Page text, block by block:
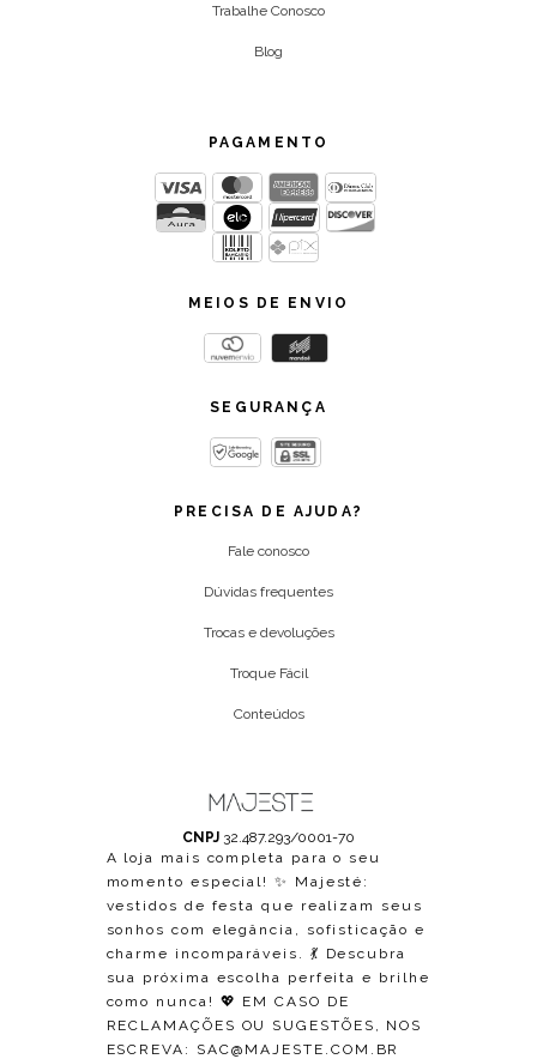
Trabalhe Conosco
Blog
PAGAMENTO
MEIOS DE ENVIO
SEGURANÇA
PRECISA DE AJUDA?
Fale conosco
Dúvidas frequentes
Trocas e devoluções
Troque Fácil
Conteúdos
CNPJ 32.487.293/0001-70
A loja mais completa para o seu
momento especial! ✨ Majesté:
vestidos de festa que realizam seus
sonhos com elegância, sofisticação e
charme incomparáveis. 💃 Descubra
sua próxima escolha perfeita e brilhe
como nunca! 💖 EM CASO DE
RECLAMAÇÕES OU SUGESTÕES, NOS
ESCREVA: SAC@MAJESTE.COM.BR